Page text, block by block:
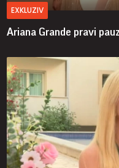
EXKLUZIV
Ariana Grande pravi